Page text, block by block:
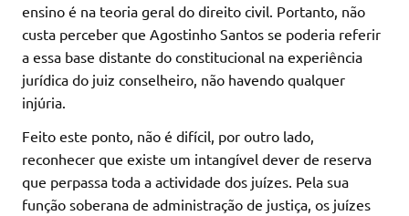
ensino é na teoria geral do direito civil. Portanto, não
custa perceber que Agostinho Santos se poderia referir
a essa base distante do constitucional na experiência
jurídica do juiz conselheiro, não havendo qualquer
injúria.
Feito este ponto, não é difícil, por outro lado,
reconhecer que existe um intangível dever de reserva
que perpassa toda a actividade dos juízes. Pela sua
função soberana de administração de justiça, os juízes